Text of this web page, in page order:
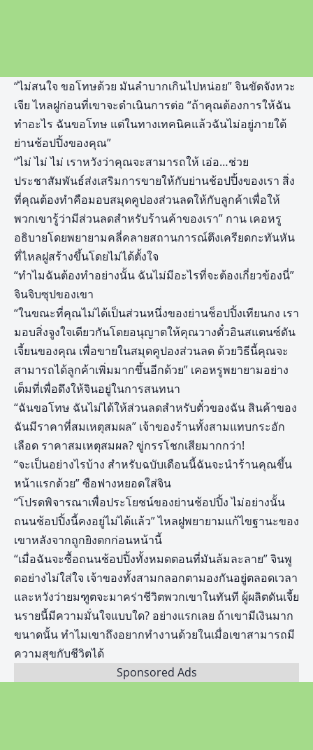
“ไม่สนใจ ขอโทษด้วย มันลำบากเกินไปหน่อย” จินขัดจังหวะ
เจีย ไหลฝูก่อนที่เขาจะดำเนินการต่อ “ถ้าคุณต้องการให้ฉัน
ทำอะไร ฉันขอโทษ แต่ในทางเทคนิคแล้วฉันไม่อยู่ภายใต้
ย่านช้อปปิ้งของคุณ”
“ไม่ ไม่ ไม่ เราหวังว่าคุณจะสามารถให้ เอ่อ…ช่วย
ประชาสัมพันธ์ส่งเสริมการขายให้กับย่านช้อปปิ้งของเรา สิ่ง
ที่คุณต้องทำคือมอบสมุดคูปองส่วนลดให้กับลูกค้าเพื่อให้
พวกเขารู้ว่ามีส่วนลดสำหรับร้านค้าของเรา” กาน เคอหรู
อธิบายโดยพยายามคลี่คลายสถานการณ์ตึงเครียดกะทันหัน
ที่ไหลฝูสร้างขึ้นโดยไม่ได้ตั้งใจ
“ทำไมฉันต้องทำอย่างนั้น ฉันไม่มีอะไรที่จะต้องเกี่ยวข้องนี่”
จินจิบซุปของเขา
“ในขณะที่คุณไม่ได้เป็นส่วนหนึ่งของย่านช็อปปิ้งเทียนกง เรา
มอบสิ่งจูงใจเดียวกันโดยอนุญาตให้คุณวางตั๋วอินสแตนซ์ดัน
เจี้ยนของคุณ เพื่อขายในสมุดคูปองส่วนลด ด้วยวิธีนี้คุณจะ
สามารถได้ลูกค้าเพิ่มมากขึ้นอีกด้วย” เคอหรูพยายามอย่าง
เต็มที่เพื่อดึงให้จินอยู่ในการสนทนา
“ฉันขอโทษ ฉันไม่ได้ให้ส่วนลดสำหรับตั๋วของฉัน สินค้าของ
ฉันมีราคาที่สมเหตุสมผล” เจ้าของร้านทั้งสามแทบกระอัก
เลือด ราคาสมเหตุสมผล? ขู่กรรโชกเสียมากกว่า!
“จะเป็นอย่างไรบ้าง สำหรับฉบับเดือนนี้ฉันจะนำร้านคุณขึ้น
หน้าแรกด้วย” ซือฟางหยอดใส่จิน
“โปรดพิจารณาเพื่อประโยชน์ของย่านช้อปปิ้ง ไม่อย่างนั้น
ถนนช้อปปิ้งนี้คงอยู่ไม่ได้แล้ว” ไหลฝูพยายามแก้ไขฐานะของ
เขาหลังจากถูกยิงตกก่อนหน้านี้
“เมื่อฉันจะซื้อถนนช้อปปิ้งทั้งหมดตอนที่มันล้มละลาย” จินพู
ดอย่างไม่ใส่ใจ เจ้าของทั้งสามกลอกตามองกันอยู่ตลอดเวลา
และหวังว่ายมฑูตจะมาคร่าชีวิตพวกเขาในทันที ผู้ผลิตดันเจี้ย
นรายนี้มีความมั่นใจแบบใด? อย่างแรกเลย ถ้าเขามีเงินมาก
ขนาดนั้น ทำไมเขาถึงอยากทำงานด้วยในเมื่อเขาสามารถมี
ความสุขกับชีวิตได้
Sponsored Ads